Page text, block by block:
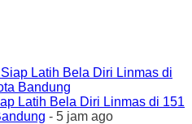
Latih Bela Diri Linmas di 151
- 5 jam ago